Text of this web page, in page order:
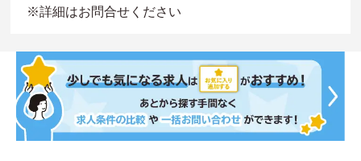
※詳細はお問合せください